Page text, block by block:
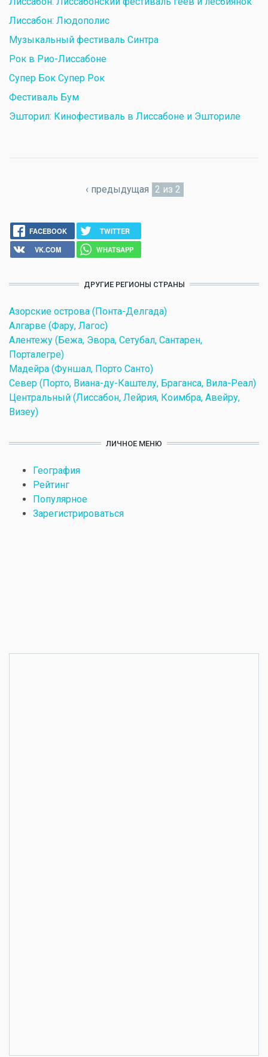
Лиссабон: Людополис
Музыкальный фестиваль Синтра
Рок в Рио-Лиссабоне
Супер Бок Супер Рок
Фестиваль Бум
Эшторил: Кинофестиваль в Лиссабоне и Эшториле
‹ предыдущая 2 из 2
FACEBOOK
TWITTER
VK.COM
WHATSAPP
ДРУГИЕ РЕГИОНЫ СТРАНЫ
Азорские острова (Понта-Делгада)
Алгарве (Фару, Лагос)
Алентежу (Бежа, Эвора, Сетубал, Сантарен,
Порталегре)
Мадейра (Фуншал, Порто Санто)
Север (Порто, Виана-ду-Каштелу, Браганса, Вила-Реал)
Центральный (Лиссабон, Лейрия, Коимбра, Авейру,
Визеу)
ЛИЧНОЕ МЕНЮ
География
Рейтинг
Популярное
Зарегистрироваться